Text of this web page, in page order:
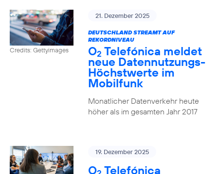
Credits: Gettyimages
21. Dezember 2025
DEUTSCHLAND STREAMT AUF
REKORDNIVEAU
O2 Telefónica meldet
neue Datennutzungs-
Höchstwerte im
Mobilfunk
Monatlicher Datenverkehr heute
höher als im gesamten Jahr 2017
19. Dezember 2025
O Telefónica